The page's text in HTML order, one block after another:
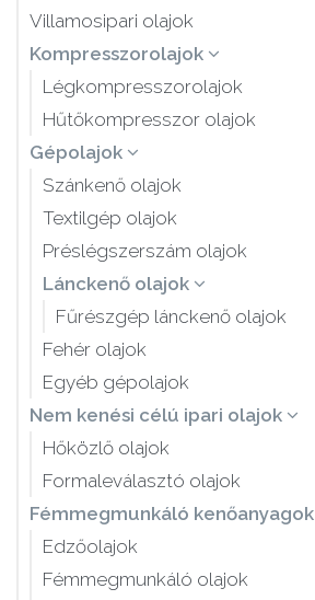
Villamosipari olajok
Kompresszorolajok
Légkompresszorolajok
Hűtőkompresszor olajok
Gépolajok
Szánkenő olajok
Textilgép olajok
Préslégszerszám olajok
Lánckenő olajok
Fűrészgép lánckenő olajok
Fehér olajok
Egyéb gépolajok
Nem kenési célú ipari olajok
Hőközlő olajok
Formaleválasztó olajok
Fémmegmunkáló kenőanyagok
Edzőolajok
Fémmegmunkáló olajok